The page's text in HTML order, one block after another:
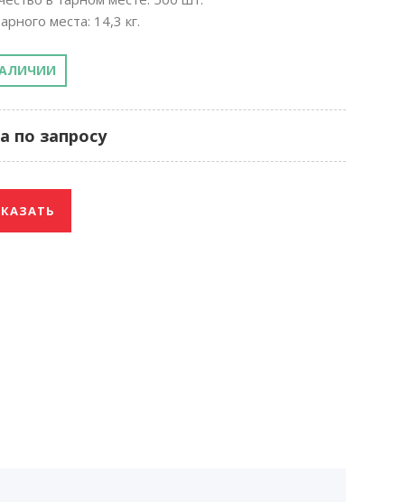
места: 14,3 кг.
по запросу